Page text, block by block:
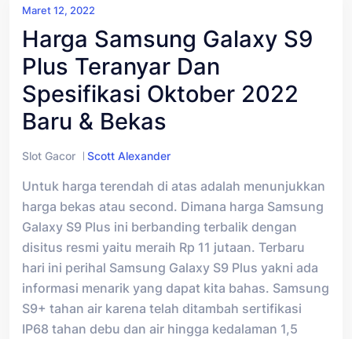
Maret 12, 2022
Harga Samsung Galaxy S9
Plus Teranyar Dan
Spesifikasi Oktober 2022
Baru & Bekas
Slot Gacor Scott Alexander
Untuk harga terendah di atas adalah menunjukkan
harga bekas atau second. Dimana harga Samsung
Galaxy S9 Plus ini berbanding terbalik dengan
disitus resmi yaitu meraih Rp 11 jutaan. Terbaru
hari ini perihal Samsung Galaxy S9 Plus yakni ada
informasi menarik yang dapat kita bahas. Samsung
S9+ tahan air karena telah ditambah sertifikasi
IP68 tahan debu dan air hingga kedalaman 1,5